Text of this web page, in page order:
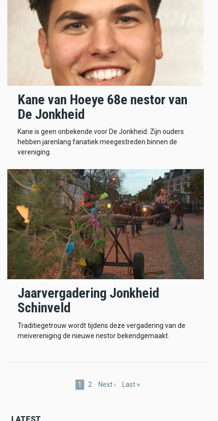
Kane van Hoeye 68e nestor van
De Jonkheid
Kane is geen onbekende voor De Jonkheid. Zijn ouders
hebben jarenlang fanatiek meegestreden binnen de
vereniging.
Jaarvergadering Jonkheid
Schinveld
Traditiegetrouw wordt tijdens deze vergadering van de
meivereniging de nieuwe nestor bekendgemaakt.
Current
1 Page
2
Next
Next ›
Last
Last »